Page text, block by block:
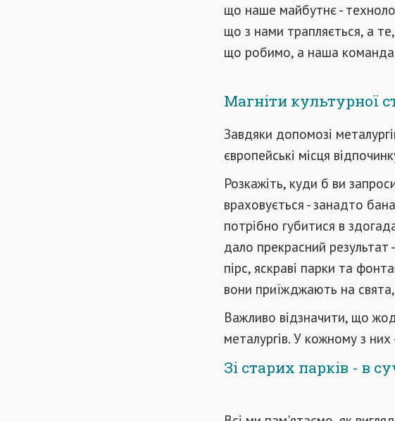
що наше майбутнє -
що з нами трапляється, а
що робимо, а наша команда
Магніти культурної
Завдяки допомозі
європейські місця
Розкажіть, куди б ви
враховується - занадто
потрібно губитися в
дало прекрасний результат
пірс, яскраві парки та
вони приїжджають на свята,
Важливо відзначити, що
металургів. У кожному з них
Зі старих парків - в